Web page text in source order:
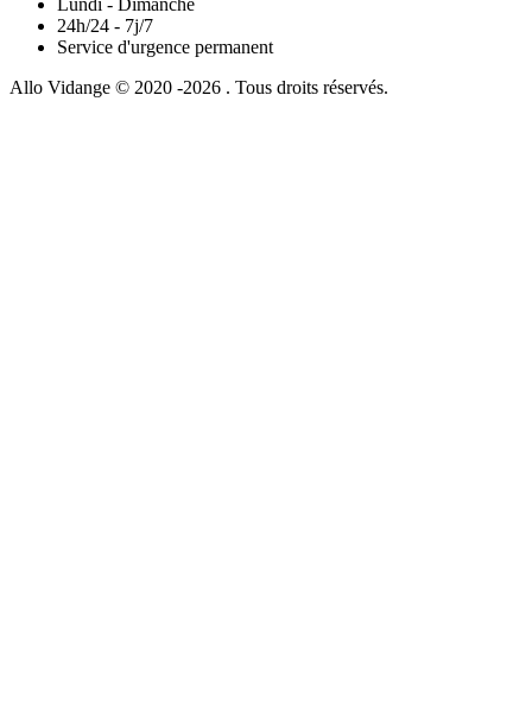
24h/24 - 7j/7
Service d'urgence permanent
Allo Vidange © 2020 -2026 . Tous droits réservés.